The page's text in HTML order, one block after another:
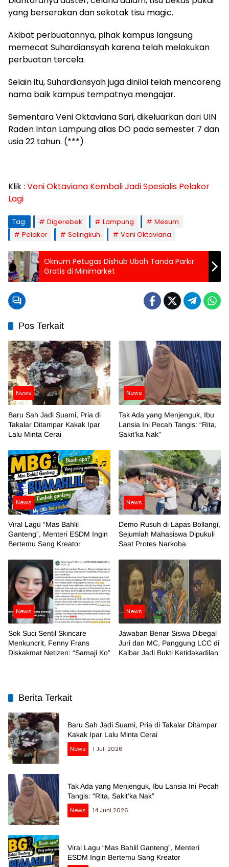
yang berserakan dan sekotak tisu magic.
Akibat perbuatannya, pihak kampus langsung
memecat Suhardiansyah karena telah melakukan
perbuatan tercela.
Selain itu, Suhardiansyah juga dinilai telah mencoreng
nama baik kampus tempatnya mengajar.
Sementara Veni Oktaviana Sari, dikeluarkan dari UIN
Raden Intan Lampung alias DO pada semester 7 dan
usia 22 tahun. (***)
Klik : Veni Oktaviana Kembali Jadi Spesialis Pelakor
Lagi
Tag: Digerebek Lampung
Mesum
Pelakor
Selingkuh Veni Oktaviana
Oknum Petugas Dishub Ubah Tanda Parkir
Gratis di Minimarket
Pos Terkait
News
Baru Sah Jadi Suami, Pria di
Takalar Ditampar Kakak Ipar
Lalu Minta Cerai
News
Tak Ada yang Menjenguk, Ibu
Lansia Ini Pecah Tangis: “Rita,
Sakit’ka Nak”
News
Viral Lagu “Mas Bahlil
Ganteng”, Menteri ESDM Ingin
Bertemu Sang Kreator
News
Demo Rusuh di Lapas Bollangi,
Sejumlah Mahasiswa Dipukuli
Saat Protes Narkoba
News
Sok Suci Sentil Skincare
Menkuncrit, Fenny Frans
Diskakmat Netizen: “Samaji Ko”
News
Jawaban Benar Siswa Dibegal
Juri dan MC, Panggung LCC di
Kalbar Jadi Bukti Ketidakadilan
Berita Terkait
Baru Sah Jadi Suami, Pria di Takalar Ditampar
Kakak Ipar Lalu Minta Cerai
News
1 Juli 2026
Tak Ada yang Menjenguk, Ibu Lansia Ini Pecah
Tangis: “Rita, Sakit’ka Nak”
News
14 Juni 2026
Viral Lagu “Mas Bahlil Ganteng”, Menteri
ESDM Ingin Bertemu Sang Kreator